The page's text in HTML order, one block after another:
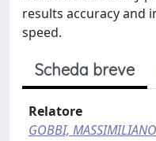
results accuracy and
speed.
Scheda breve
Relatore
GOBBI, MASSIMILIANO